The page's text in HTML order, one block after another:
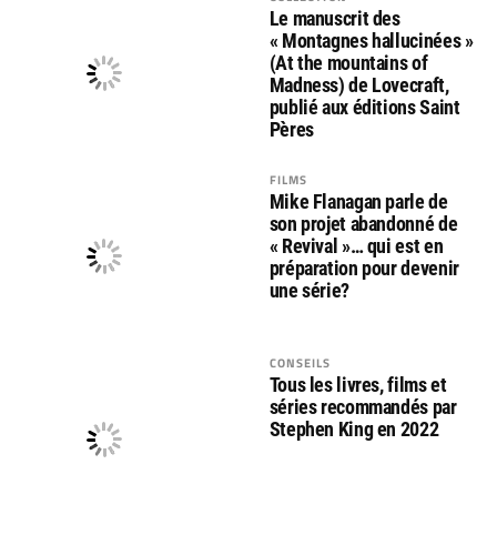
Le manuscrit des
« Montagnes hallucinées »
(At the mountains of
Madness) de Lovecraft,
publié aux éditions Saint
Pères
FILMS
Mike Flanagan parle de
son projet abandonné de
« Revival »… qui est en
préparation pour devenir
une série?
CONSEILS
Tous les livres, films et
séries recommandés par
Stephen King en 2022